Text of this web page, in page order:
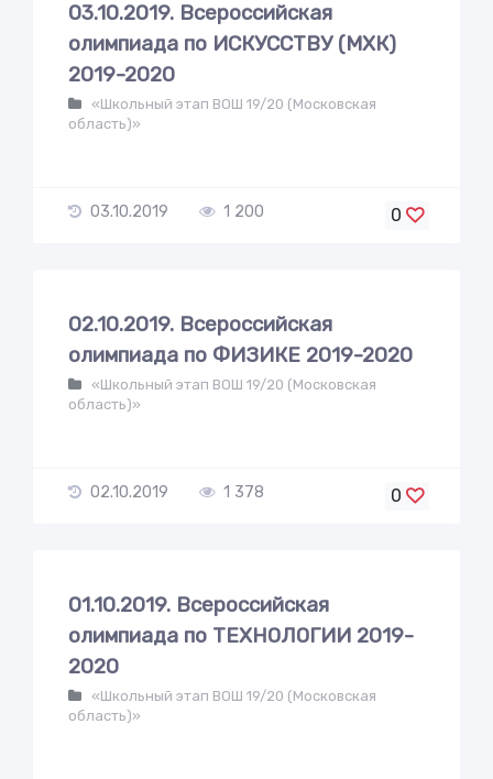
03.10.2019. Всероссийская
олимпиада по ИСКУССТВУ (МХК)
2019-2020
«Школьный этап ВОШ 19/20 (Московская
область)»
03.10.2019 1 200 0
02.10.2019. Всероссийская
олимпиада по ФИЗИКЕ 2019-2020
«Школьный этап ВОШ 19/20 (Московская
область)»
02.10.2019 1 378 0
01.10.2019. Всероссийская
олимпиада по ТЕХНОЛОГИИ 2019-
2020
«Школьный этап ВОШ 19/20 (Московская
область)»